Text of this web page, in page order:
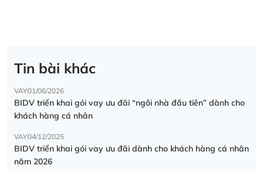
Tin bài khác
VAY01/06/2026
BIDV triển khai gói vay ưu đãi “ngôi nhà đầu tiên” dành cho
khách hàng cá nhân
VAY04/12/2025
BIDV triển khai gói vay ưu đãi dành cho khách hàng cá nhân
năm 2026